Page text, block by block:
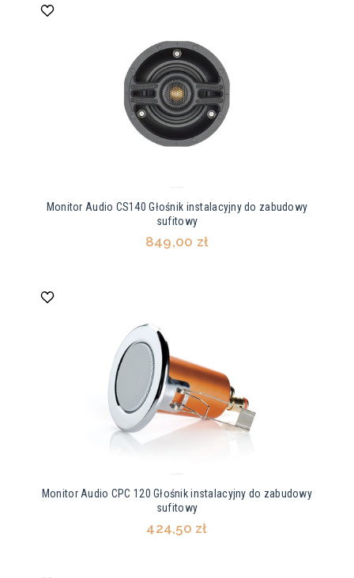
Monitor Audio CS140 Głośnik instalacyjny do zabudowy
sufitowy
849,00 zł
Monitor Audio CPC 120 Głośnik instalacyjny do zabudowy
sufitowy
424,50 zł